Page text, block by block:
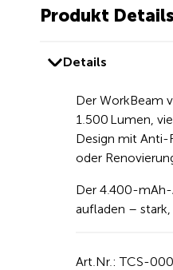
Produkt Details
Details
Der WorkBeam
1.500 Lumen,
Design mit Anti-
oder
Der 4.400-mAh-
aufladen –
Art.Nr.: TCS-